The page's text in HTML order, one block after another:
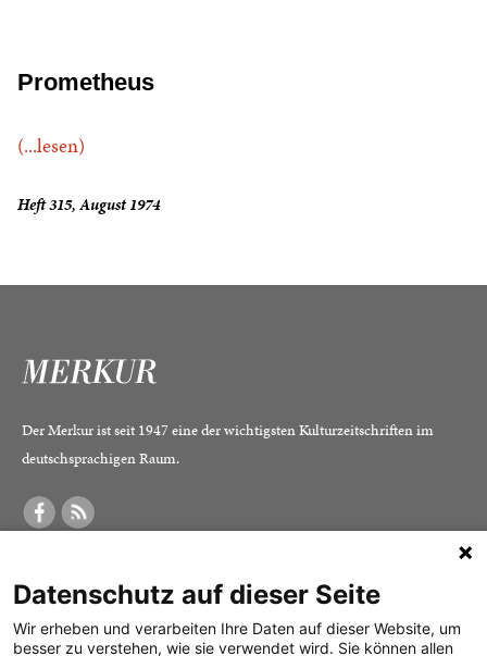
Prometheus
(...lesen)
Heft 315, August 1974
Der Merkur ist seit 1947 eine der wichtigsten Kulturzeitschriften im
deutschsprachigen Raum.
Was ist der Merkur?
Herausgeber /
Alle Abos im Überblick
Print-Abo
Impressum
Datenschutz
Datenschutz auf dieser Seite
Wir erheben und verarbeiten Ihre Daten auf dieser Website, um
besser zu verstehen, wie sie verwendet wird. Sie können allen